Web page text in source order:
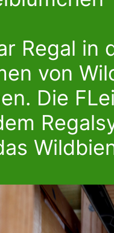
Regal in
von
Die